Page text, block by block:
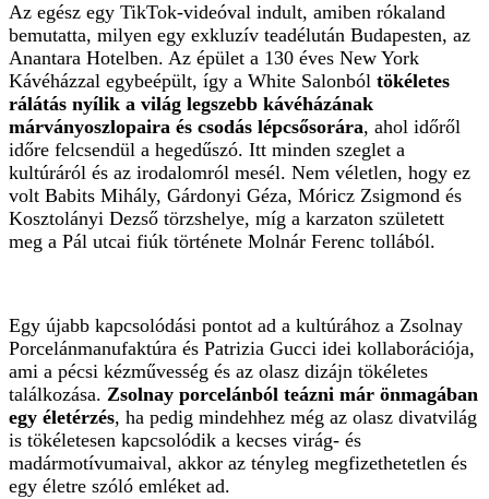
Az egész egy TikTok-videóval indult, amiben rókaland
bemutatta, milyen egy exkluzív teadélután Budapesten, az
Anantara Hotelben. Az épület a 130 éves New York
Kávéházzal egybeépült, így a White Salonból tökéletes
rálátás nyílik a világ legszebb kávéházának
márványoszlopaira és csodás lépcsősorára, ahol időről
időre felcsendül a hegedűszó. Itt minden szeglet a
kultúráról és az irodalomról mesél. Nem véletlen, hogy ez
volt Babits Mihály, Gárdonyi Géza, Móricz Zsigmond és
Kosztolányi Dezső törzshelye, míg a karzaton született
meg a Pál utcai fiúk története Molnár Ferenc tollából.
Egy újabb kapcsolódási pontot ad a kultúrához a Zsolnay
Porcelánmanufaktúra és Patrizia Gucci idei kollaborációja,
ami a pécsi kézművesség és az olasz dizájn tökéletes
találkozása. Zsolnay porcelánból teázni már önmagában
egy életérzés, ha pedig mindehhez még az olasz divatvilág
is tökéletesen kapcsolódik a kecses virág- és
madármotívumaival, akkor az tényleg megfizethetetlen és
egy életre szóló emléket ad.